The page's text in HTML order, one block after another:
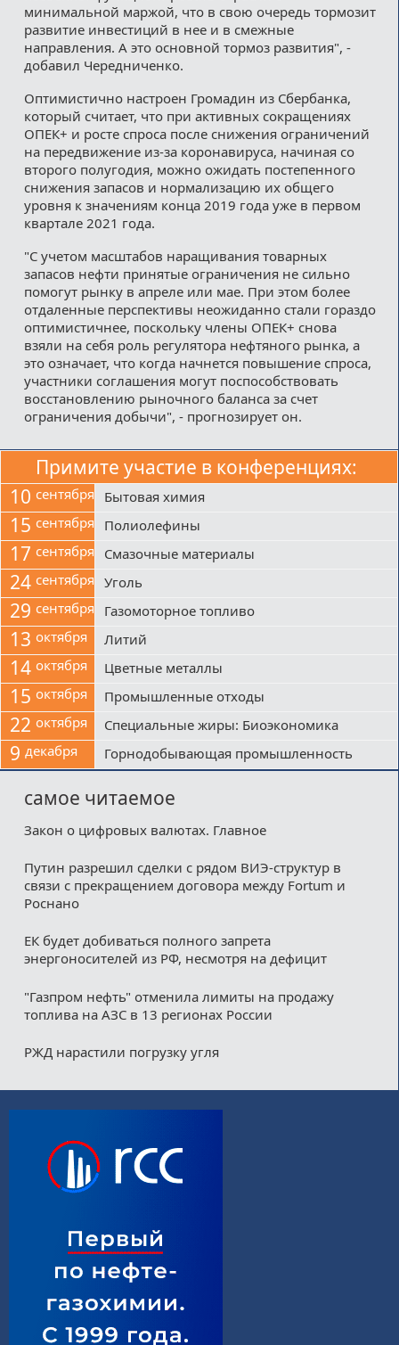
минимальной маржой, что в свою очередь тормозит
развитие инвестиций в нее и в смежные
направления. А это основной тормоз развития", -
добавил Чередниченко.
Оптимистично настроен Громадин из Сбербанка,
который считает, что при активных сокращениях
ОПЕК+ и росте спроса после снижения ограничений
на передвижение из-за коронавируса, начиная со
второго полугодия, можно ожидать постепенного
снижения запасов и нормализацию их общего
уровня к значениям конца 2019 года уже в первом
квартале 2021 года.
"С учетом масштабов наращивания товарных
запасов нефти принятые ограничения не сильно
помогут рынку в апреле или мае. При этом более
отдаленные перспективы неожиданно стали гораздо
оптимистичнее, поскольку члены ОПЕК+ снова
взяли на себя роль регулятора нефтяного рынка, а
это означает, что когда начнется повышение спроса,
участники соглашения могут поспособствовать
восстановлению рыночного баланса за счет
ограничения добычи", - прогнозирует он.
Примите участие в конференциях:
10 сентября Бытовая химия
15 сентября Полиолефины
17 сентября Смазочные материалы
24 сентября Уголь
29 сентября Газомоторное топливо
13 октября Литий
14 октября Цветные металлы
15 октября Промышленные отходы
22 октября Специальные жиры: Биоэкономика
9 декабря Горнодобывающая промышленность
самое читаемое
Закон о цифровых валютах. Главное
Путин разрешил сделки с рядом ВИЭ-структур в
связи с прекращением договора между Fortum и
Роснано
ЕК будет добиваться полного запрета
энергоносителей из РФ, несмотря на дефицит
"Газпром нефть" отменила лимиты на продажу
топлива на АЗС в 13 регионах России
РЖД нарастили погрузку угля